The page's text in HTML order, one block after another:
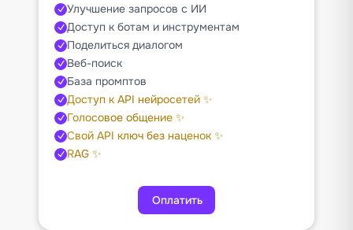
Улучшение запросов с ИИ
Доступ к ботам и инструментам
Поделиться диалогом
Веб-поиск
База промптов
Доступ к API нейросетей ✨
Голосовое общение ✨
Свой API ключ без наценок ✨
RAG ✨
Оплатить